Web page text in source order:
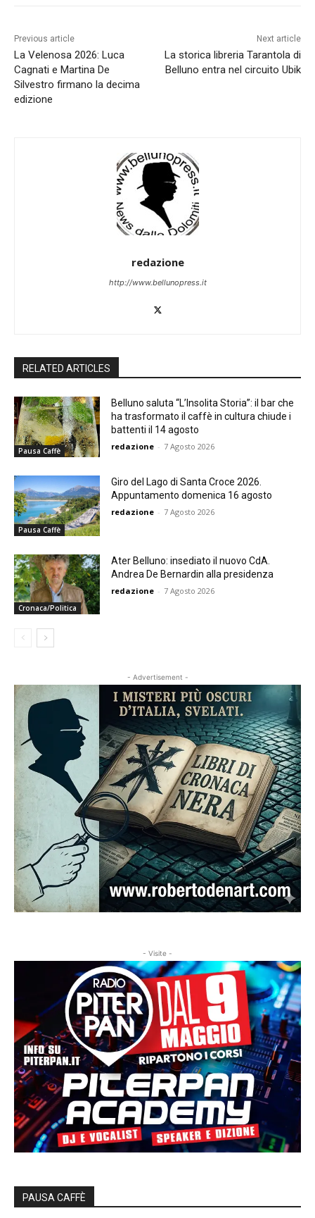
Previous article
La Velenosa 2026: Luca
Cagnati e Martina De
Silvestro firmano la decima
edizione
Next article
La storica libreria Tarantola di
Belluno entra nel circuito Ubik
redazione
http://www.bellunopress.it
RELATED ARTICLES
Pausa Caffè
Belluno saluta “L’Insolita Storia”: il bar che
ha trasformato il caffè in cultura chiude i
battenti il 14 agosto
redazione - 7 Agosto 2026
Pausa Caffè
Giro del Lago di Santa Croce 2026.
Appuntamento domenica 16 agosto
redazione - 7 Agosto 2026
Cronaca/Politica
Ater Belluno: insediato il nuovo CdA.
Andrea De Bernardin alla presidenza
redazione - 7 Agosto 2026
- Advertisement -
- Visite -
PAUSA CAFFÈ